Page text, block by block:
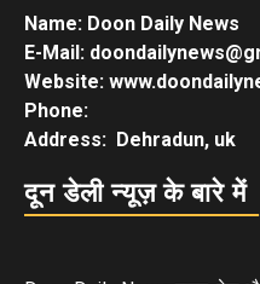
Name: Doon Daily News
E-Mail:
Website:
Phone:
Address: Dehradun, uk
दून डेली न्यूज़ के बारे में